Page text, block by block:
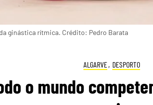
ginástica rítmica. Crédito: Pedro Barata
ALGARVE, DESPORTO
o mundo